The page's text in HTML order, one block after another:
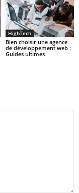
HighTech
Bien choisir une agence
de développement web :
Guides ultimes